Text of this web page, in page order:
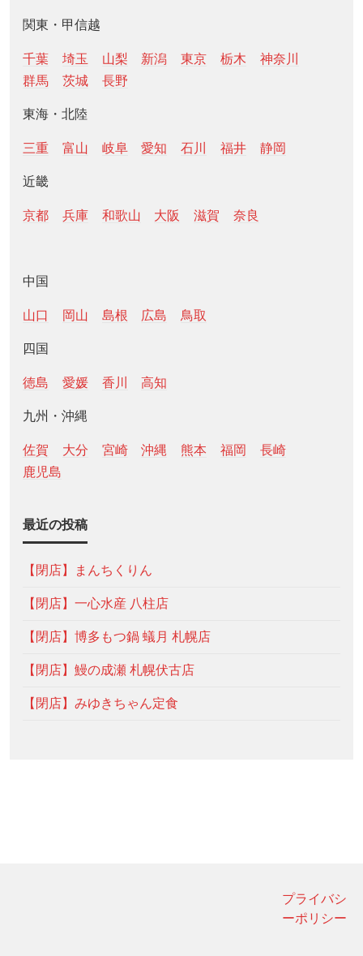
関東・甲信越
千葉 埼玉 山梨 新潟 東京 栃木
神奈川
群馬
茨城 長野
東海・北陸
三重 富山 岐阜 愛知 石川 福井 静岡
近畿
京都 兵庫 和歌山 大阪 滋賀 奈良
中国
山口 岡山 島根 広島 鳥取
四国
徳島 愛媛 香川 高知
九州・沖縄
佐賀 大分 宮崎 沖縄 熊本 福岡
長崎
鹿児島
最近の投稿
【閉店】まんちくりん
【閉店】一心水産 八柱店
【閉店】博多もつ鍋 蟻月 札幌店
【閉店】鰻の成瀬 札幌伏古店
【閉店】みゆきちゃん定食
プライバシ
ーポリシー